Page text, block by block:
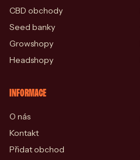
CBD obchody
Seed banky
Growshopy
Headshopy
INFORMACE
O nás
Kontakt
Přidat obchod